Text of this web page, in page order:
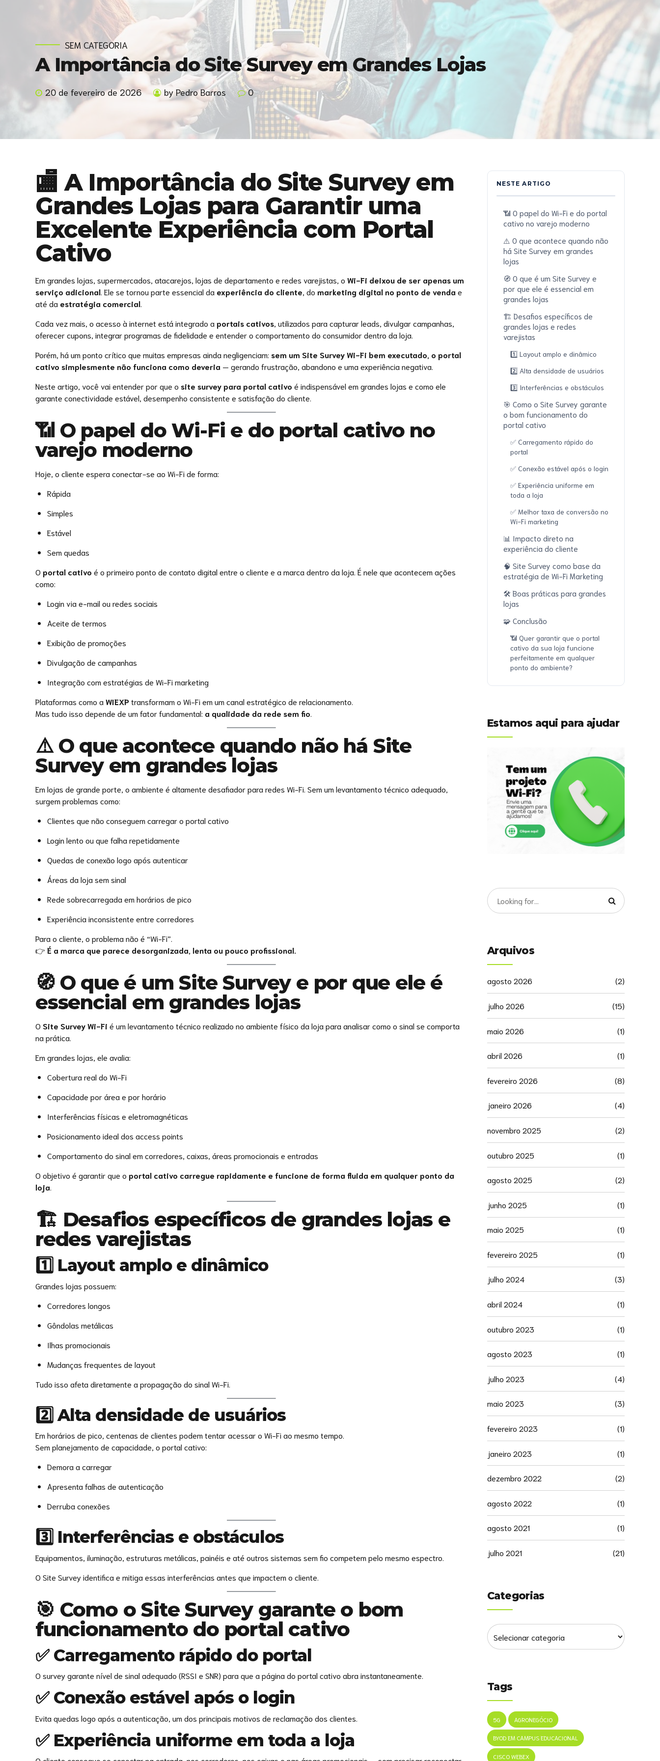
SEM CATEGORIA
A Importância do Site Survey em Grandes Lojas
20 de fevereiro de 2026 by Pedro Barros 0
🏬 A Importância do Site Survey em
Grandes Lojas para Garantir uma
Excelente Experiência com Portal
Cativo
Em grandes lojas, supermercados, atacarejos, lojas de departamento e redes varejistas, o Wi-Fi deixou de ser apenas um
serviço adicional. Ele se tornou parte essencial da experiência do cliente, do marketing digital no ponto de vendae
até da estratégia comercial.
Cada vez mais, o acesso à internet está integrado aportais cativos, utilizados para capturar leads, divulgar campanhas,
oferecer cupons, integrar programas de fidelidade e entender o comportamento do consumidor dentro da loja.
Porém, há um ponto crítico que muitas empresas ainda negligenciam: sem um Site Survey Wi-Fi bem executado, o portal
cativo simplesmente não funciona como deveria — gerando frustração, abandono e uma experiência negativa.
Neste artigo, você vai entender por que o site survey para portal cativo é indispensável em grandes lojas e como ele
garante conectividade estável, desempenho consistente e satisfação do cliente.
📶 O papel do Wi-Fi e do portal cativo no
varejo moderno
Hoje, o cliente espera conectar-se ao Wi-Fi de forma:
Rápida
Simples
Estável
Sem quedas
O portal cativo é o primeiro ponto de contato digital entre o cliente e a marca dentro da loja. É nele que acontecem ações
como:
Login via e-mail ou redes sociais
Aceite de termos
Exibição de promoções
Divulgação de campanhas
Integração com estratégias de Wi-Fi marketing
Plataformas como aWIEXPtransformam o Wi-Fi em um canal estratégico de relacionamento.
Mas tudo isso depende de um fator fundamental: a qualidade da rede sem fio.
⚠️ O que acontece quando não há Site
Survey em grandes lojas
Em lojas de grande porte, o ambiente é altamente desafiador para redes Wi-Fi. Sem um levantamento técnico adequado,
surgem problemas como:
Clientes que não conseguem carregar o portal cativo
Login lento ou que falha repetidamente
Quedas de conexão logo após autenticar
Áreas da loja sem sinal
Rede sobrecarregada em horários de pico
Experiência inconsistente entre corredores
Para o cliente, o problema não é “Wi-Fi”.
👉 É a marca que parece desorganizada, lenta ou pouco profissional.
🧭 O que é um Site Survey e por que ele é
essencial em grandes lojas
O Site Survey Wi-Fi é um levantamento técnico realizado no ambiente físico da loja para analisar como o sinal se comporta
na prática.
Em grandes lojas, ele avalia:
Cobertura real do Wi-Fi
Capacidade por área e por horário
Interferências físicas e eletromagnéticas
Posicionamento ideal dos access points
Comportamento do sinal em corredores, caixas, áreas promocionais e entradas
O objetivo é garantir que o portal cativo carregue rapidamente e funcione de forma fluida em qualquer ponto da
loja.
🏗️ Desafios específicos de grandes lojas e
redes varejistas
1️⃣ Layout amplo e dinâmico
Grandes lojas possuem:
Corredores longos
Gôndolas metálicas
Ilhas promocionais
Mudanças frequentes de layout
Tudo isso afeta diretamente a propagação do sinal Wi-Fi.
2️⃣ Alta densidade de usuários
Em horários de pico, centenas de clientes podem tentar acessar o Wi-Fi ao mesmo tempo.
Sem planejamento de capacidade, o portal cativo:
Demora a carregar
Apresenta falhas de autenticação
Derruba conexões
3️⃣ Interferências e obstáculos
Equipamentos, iluminação, estruturas metálicas, painéis e até outros sistemas sem fio competem pelo mesmo espectro.
O Site Survey identifica e mitiga essas interferências antes que impactem o cliente.
🎯 Como o Site Survey garante o bom
funcionamento do portal cativo
✅ Carregamento rápido do portal
O survey garante nível de sinal adequado (RSSI e SNR) para que a página do portal cativo abra instantaneamente.
✅ Conexão estável após o login
Evita quedas logo após a autenticação, um dos principais motivos de reclamação dos clientes.
✅ Experiência uniforme em toda a loja
NESTE ARTIGO
📶 O papel do Wi-Fi e do portal
cativo no varejo moderno
⚠️ O que acontece quando não
há Site Survey em grandes
lojas
🧭 O que é um Site Survey e
por que ele é essencial em
grandes lojas
🏗️ Desafios específicos de
grandes lojas e redes
varejistas
1️⃣ Layout amplo e dinâmico
2️⃣ Alta densidade de usuários
3️⃣ Interferências e obstáculos
🎯 Como o Site Survey garante
o bom funcionamento do
portal cativo
✅ Carregamento rápido do
portal
✅ Conexão estável após o login
✅ Experiência uniforme em
toda a loja
✅ Melhor taxa de conversão no
Wi-Fi marketing
📊 Impacto direto na
experiência do cliente
🧠 Site Survey como base da
estratégia de Wi-Fi Marketing
🛠️ Boas práticas para grandes
lojas
🧩 Conclusão
📶 Quer garantir que o portal
cativo da sua loja funcione
perfeitamente em qualquer
ponto do ambiente?
Estamos aqui para ajudar
Arquivos
agosto 2026 (2)
julho 2026 (15)
maio 2026 (1)
abril 2026 (1)
fevereiro 2026 (8)
janeiro 2026 (4)
novembro 2025 (2)
outubro 2025 (1)
agosto 2025 (2)
junho 2025 (1)
maio 2025 (1)
fevereiro 2025 (1)
julho 2024 (3)
abril 2024 (1)
outubro 2023 (1)
agosto 2023 (1)
julho 2023 (4)
maio 2023 (3)
fevereiro 2023 (1)
janeiro 2023 (1)
dezembro 2022 (2)
agosto 2022 (1)
agosto 2021 (1)
julho 2021 (21)
Categorias
Tags
5G AGRONEGÓCIO
BYOD EM CAMPUS EDUCACIONAL
CISCO WEBEX